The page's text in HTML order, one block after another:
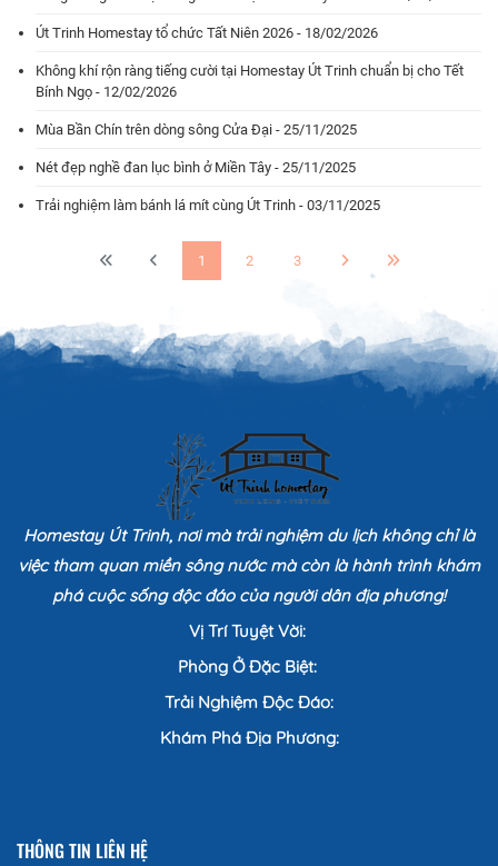
Út Trinh Homestay tổ chức Tất Niên 2026 - 18/02/2026
Không khí rộn ràng tiếng cười tại Homestay Út Trinh chuẩn bị cho Tết
Bính Ngọ - 12/02/2026
Mùa Bần Chín trên dòng sông Cửa Đại - 25/11/2025
Nét đẹp nghề đan lục bình ở Miền Tây - 25/11/2025
Trải nghiệm làm bánh lá mít cùng Út Trinh - 03/11/2025
1 2 3
Homestay Út Trinh, nơi mà trải nghiệm du lịch không chỉ là
việc tham quan miền sông nước mà còn là hành trình khám
phá cuộc sống độc đáo của người dân địa phương!
Vị Trí Tuyệt Vời:
Phòng Ở Đặc Biệt:
Trải Nghiệm Độc Đáo:
Khám Phá Địa Phương:
THÔNG TIN LIÊN HỆ